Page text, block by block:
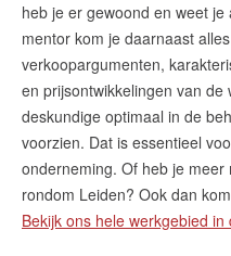
heb je er gewoond en weet
mentor kom je daarnaast
verkoopargumenten,
en prijsontwikkelingen van
deskundige optimaal in de
voorzien. Dat is essentieel
onderneming. Of heb je
rondom Leiden? Ook dan
Bekijk ons hele werkgebied in